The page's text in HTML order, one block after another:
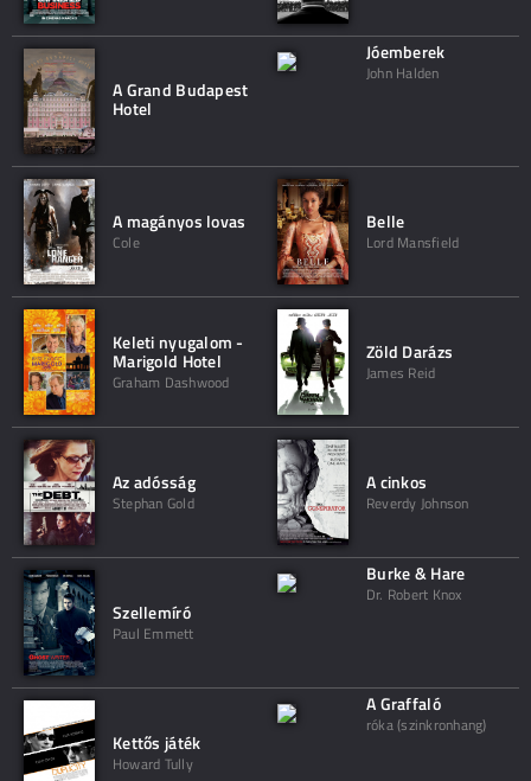
A Grand Budapest
Hotel
Jóemberek
John Halden
A magányos lovas
Cole
Belle
Lord Mansfield
Keleti nyugalom -
Marigold Hotel
Graham Dashwood
Zöld Darázs
James Reid
Az adósság
Stephan Gold
A cinkos
Reverdy Johnson
Szellemíró
Paul Emmett
Burke & Hare
Dr. Robert Knox
Kettős játék
Howard Tully
A Graffaló
róka (szinkronhang)